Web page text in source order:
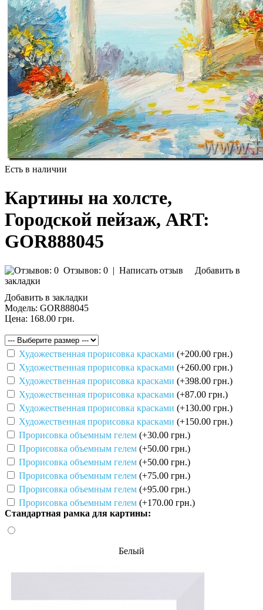
Есть в наличии
Картины на холсте,
Городской пейзаж, ART:
GOR888045
Отзывов: 0 | Написать отзыв
Добавить в
закладки
Добавить в закладки
Модель: GOR888045
Цена: 168.00 грн.
Художественная прорисовка красками (+200.00 грн.)
Художественная прорисовка красками (+260.00 грн.)
Художественная прорисовка красками (+398.00 грн.)
Художественная прорисовка красками (+87.00 грн.)
Художественная прорисовка красками (+130.00 грн.)
Художественная прорисовка красками (+150.00 грн.)
Прорисовка объемным гелем (+30.00 грн.)
Прорисовка объемным гелем (+50.00 грн.)
Прорисовка объемным гелем (+50.00 грн.)
Прорисовка объемным гелем (+75.00 грн.)
Прорисовка объемным гелем (+95.00 грн.)
Прорисовка объемным гелем (+170.00 грн.)
Стандартная рамка для картины:
Белый